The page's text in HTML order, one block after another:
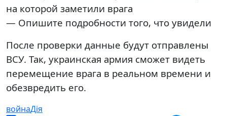
на которой заметили врага
— Опишите подробности того, что увидели
После проверки данные будут отправлены
ВСУ. Так, украинская армия сможет видеть
перемещение врага в реальном времени и
обезвредить его.
войнаДія